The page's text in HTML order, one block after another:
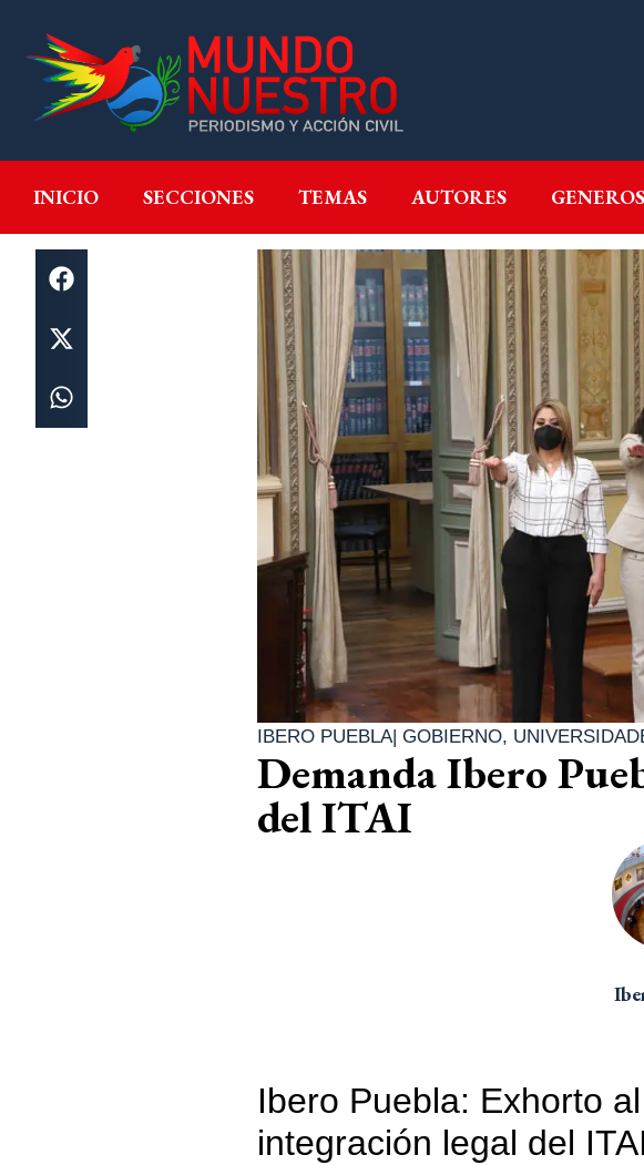
INICIO SECCIONES TEMAS AUTORES GENEROS
INICIO SECCIONES
IBERO PUEBLA| GOBIERNO,
Demanda Ibero
del ITAI
Ibero Puebla: Exhorto
integración legal del